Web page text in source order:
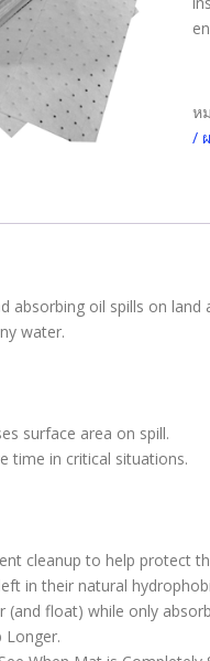
ห
/
absorbing oil spills on
water.
surface area on spill.
time in critical situations.
cleanup to help protect
in their natural
(and float) while only
Longer.